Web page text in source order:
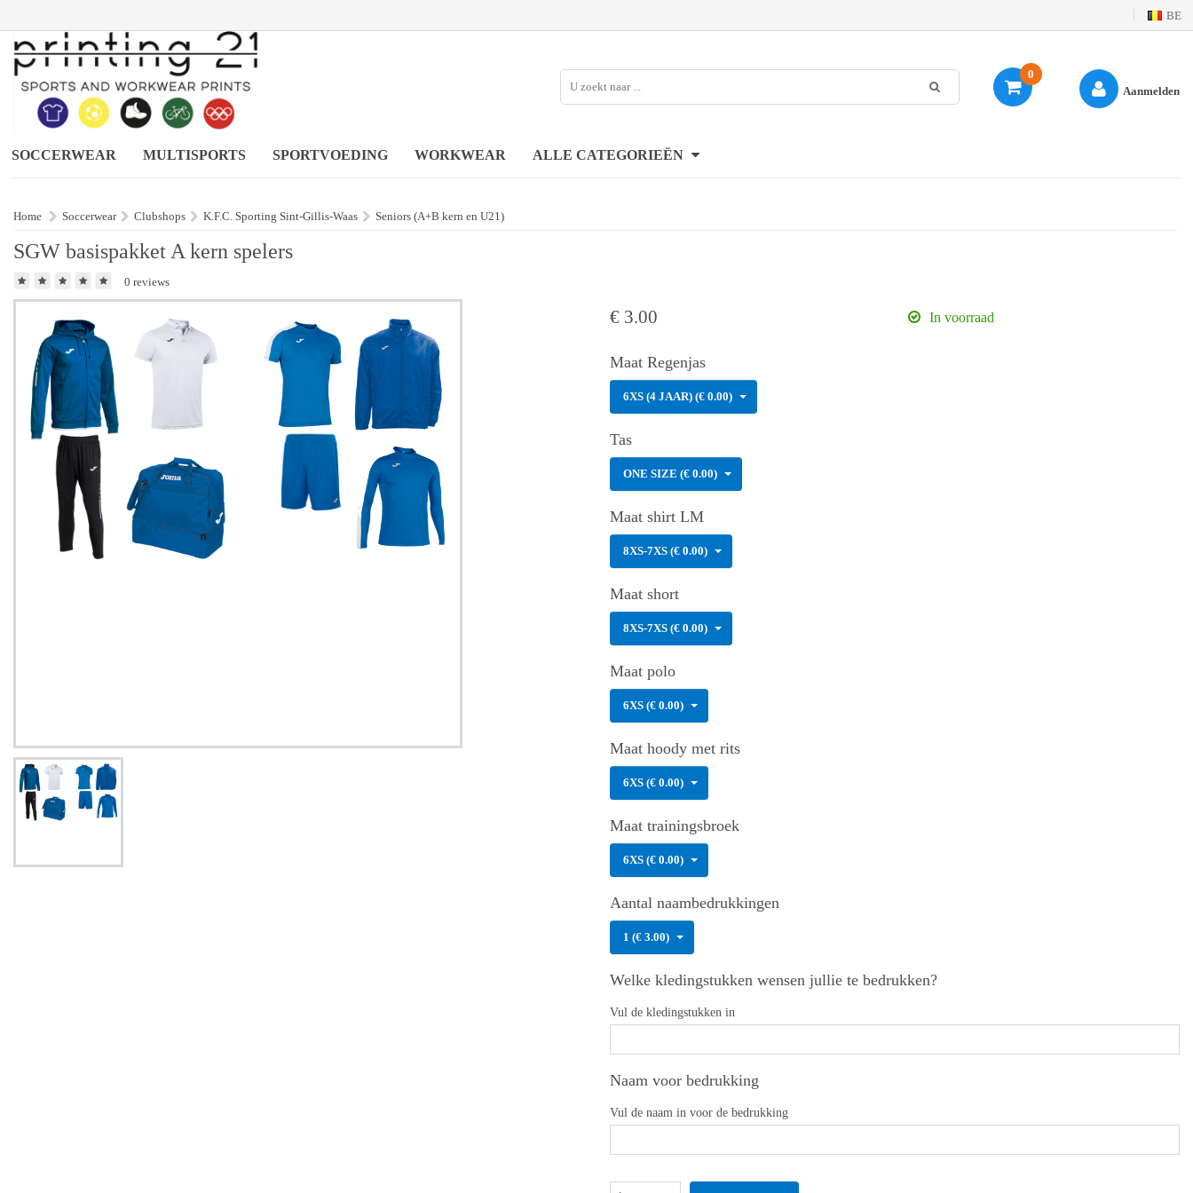
BE
0
Aanmelden
SOCCERWEAR MULTISPORTS SPORTVOEDING WORKWEAR ALLE CATEGORIEËN
Home Soccerwear Clubshops K.F.C. Sporting Sint-Gillis-Waas Seniors (A+B kern en U21)
SGW basispakket A kern spelers
0 reviews
€ 3.00 In voorraad
Maat Regenjas
6XS (4 JAAR) (€ 0.00)
Tas
ONE SIZE (€ 0.00)
Maat shirt LM
8XS-7XS (€ 0.00)
Maat short
8XS-7XS (€ 0.00)
Maat polo
6XS (€ 0.00)
Maat hoody met rits
6XS (€ 0.00)
Maat trainingsbroek
6XS (€ 0.00)
Aantal naambedrukkingen
1 (€ 3.00)
Welke kledingstukken wensen jullie te bedrukken?
Vul de kledingstukken in
Naam voor bedrukking
Vul de naam in voor de bedrukking